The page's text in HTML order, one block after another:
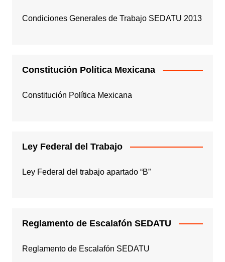
Condiciones Generales de Trabajo SEDATU 2013
Constitución Política Mexicana
Constitución Política Mexicana
Ley Federal del Trabajo
Ley Federal del trabajo apartado “B”
Reglamento de Escalafón SEDATU
Reglamento de Escalafón SEDATU